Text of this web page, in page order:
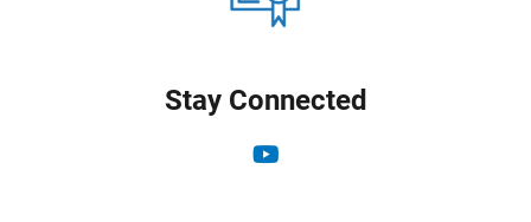
Stay Connected